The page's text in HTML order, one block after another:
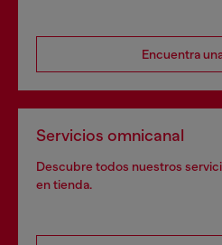
Encuentra
Servicios omnicanal
Descubre todos nuestros
en tienda.